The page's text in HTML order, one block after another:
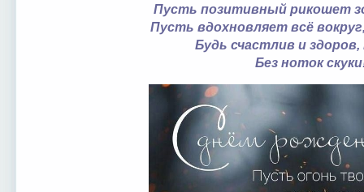
Пусть позитивный рикошет
Пусть вдохновляет всё
Будь счастлив и здоров,
Без ноток